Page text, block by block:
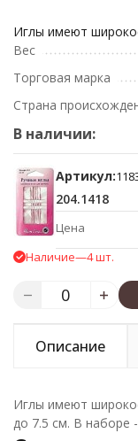
Иглы имеют
Вес
Торговая марка
Страна
В наличии:
Артикул:
204.1418
Цена
Наличие—4 шт.
Описание
Иглы имеют
до 7.5 см. В наборе